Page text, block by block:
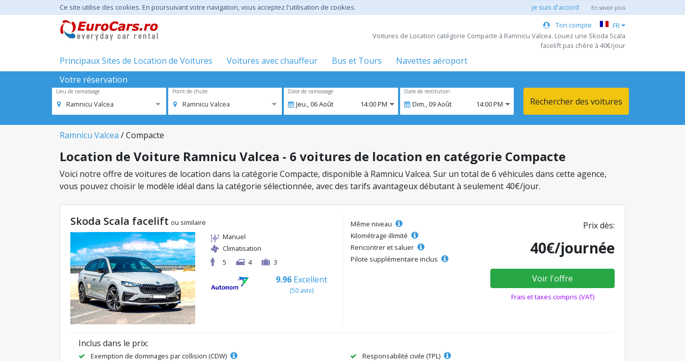
Ce site utilise des cookies. En poursuivant votre navigation, vous acceptez l'utilisation de cookies. je suis d'accord En savoir plus
Ton compte
FR
Voitures de Location catégorie Compacte à Ramnicu Valcea. Louez une Skoda Scala
facelift pas chère à 40€/jour
Principaux Sites de Location de Voitures Voitures avec chauffeur Bus et Tours
Navettes aéroport
Votre réservation
Lieu de ramassage
Ramnicu Valcea
Point de chute
Ramnicu Valcea
Date de ramassage
Jeu.,06Août 14:00 PM
Date de restitution
Dim.,09Août 14:00 PM Rechercher des voitures
Ramnicu Valcea / Compacte
Location de Voiture Ramnicu Valcea - 6 voitures de location en catégorie Compacte
Voici notre offre de voitures de location dans la catégorie Compacte, disponible à Ramnicu Valcea. Sur un total de 6 véhicules dans cette agence,
vous pouvez choisir le modèle idéal dans la catégorie sélectionnée, avec des tarifs avantageux débutant à seulement 40€/jour.
Skoda Scala facelift ou similaire
Manuel
Climatisation
5
4 3
9.96 Excellent
(50 avis)
Même niveau
Kilométrage illimité
Rencontrer et saluer
Pilote supplémentaire inclus
Prix dès:
40€/journée
Voir l'offre
Frais et taxes compris (VAT)
Inclus dans le prix:
Exemption de dommages par collision (CDW) Responsabilité civile (TPL)